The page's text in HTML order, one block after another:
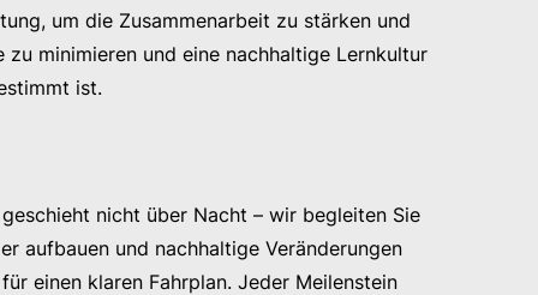
um die Zusammenarbeit zu stärken und
minimieren und eine nachhaltige Lernkultur
ist.
nicht über Nacht – wir begleiten Sie
aufbauen und nachhaltige Veränderungen
einen klaren Fahrplan. Jeder Meilenstein